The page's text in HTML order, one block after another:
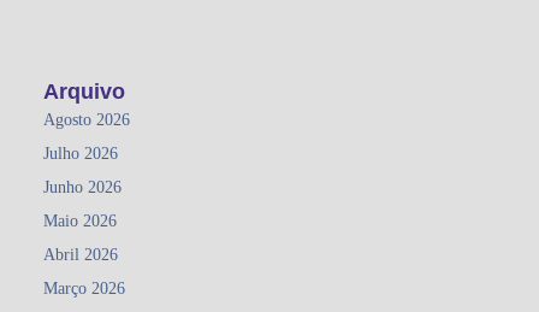
Arquivo
Agosto 2026
Julho 2026
Junho 2026
Maio 2026
Abril 2026
Março 2026